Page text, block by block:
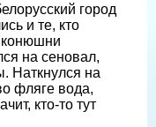
город
и те, кто
конюшни
на сеновал,
Наткнулся на
фляге вода,
кто-то тут